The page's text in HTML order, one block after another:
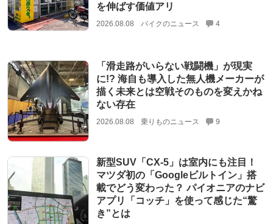
を伸ばす価値アリ
2026.08.08 バイクのニュース 4
「滑走路がいらない戦闘機」が現実
に!? 海自も導入した無人機メーカーが
描く未来とは空戦そのものを変えかね
ない存在
2026.08.08 乗りものニュース 9
新型SUV「CX-5」は室内にも注目！
マツダ初の「Googleビルトイン」搭
載でどう変わった？ パイオニアのナビ
アプリ「コッチ」を使って感じた“驚
き”とは